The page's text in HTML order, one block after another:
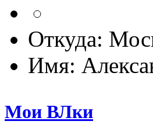
Откуда:
Имя:
Мои ВЛки